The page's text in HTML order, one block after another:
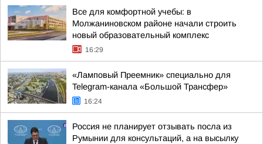
Все для комфортной учебы: в
Молжаниновском районе начали строить
новый образовательный комплекс
16:29
«Ламповый Преемник» специально для
Telegram-канала «Большой Трансфер»
16:24
Россия не планирует отзывать посла из
Румынии для консультаций, а на высылку